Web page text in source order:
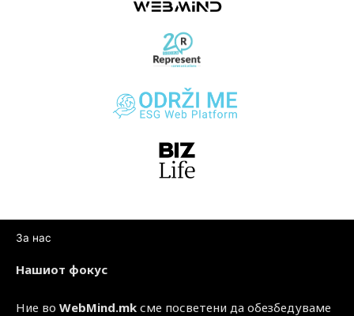
За нас
Нашиот фокус
Ние во WebMind.mk сме посветени да обезбедуваме